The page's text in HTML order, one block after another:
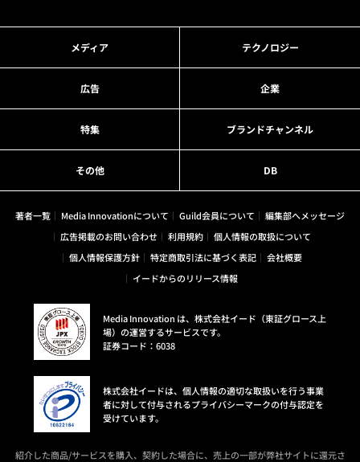
メディア テクノロジー
広告 企業
特集 ブランドチャンネル
その他 DB
著者一覧 Media Innovationについて Guild会員について
編集部へメッセージ
広告掲載のお問い合わせ
利用規約
個人情報の取扱について
個人情報保護方針
特定商取引法に基づく表記
会社概要
イードからのリリース情報
Media Innovation は、株式会社イード（東証グロース上
場）の運営するサービスです。
証券コード：6038
株式会社イードは、個人情報の適切な取扱いを行う事業
者に対して付与されるプライバシーマークの付与認定を
受けています。
紹介した商品/サービスを購入、契約した場合に、売上の一部が弊社サイトに還元さ